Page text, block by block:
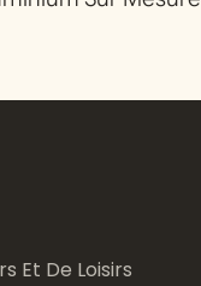
Et De Loisirs